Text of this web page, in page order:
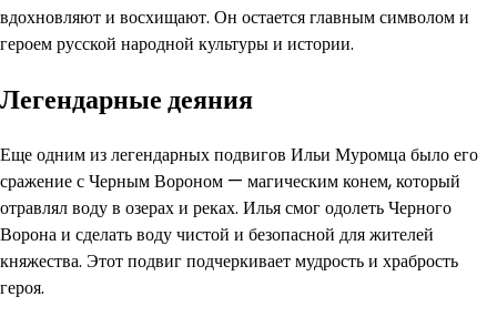
вдохновляют и восхищают. Он остается главным символом и
героем русской народной культуры и истории.
Легендарные деяния
Еще одним из легендарных подвигов Ильи Муромца было его
сражение с Черным Вороном — магическим конем, который
отравлял воду в озерах и реках. Илья смог одолеть Черного
Ворона и сделать воду чистой и безопасной для жителей
княжества. Этот подвиг подчеркивает мудрость и храбрость
героя.